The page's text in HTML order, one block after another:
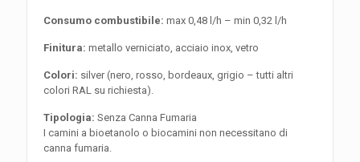
Consumo combustibile: max 0,48 l/h – min 0,32 l/h
Finitura: metallo verniciato, acciaio inox, vetro
Colori: silver (nero, rosso, bordeaux, grigio – tutti altri
colori RAL su richiesta).
Tipologia: Senza Canna Fumaria
I camini a bioetanolo o biocamini non necessitano di
canna fumaria.